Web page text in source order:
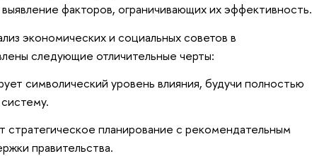
факторов, ограничивающих их эффективность.
экономических и социальных советов в
следующие отличительные черты:
символический уровень влияния, будучи полностью
стратегическое планирование с рекомендательным
правительства.